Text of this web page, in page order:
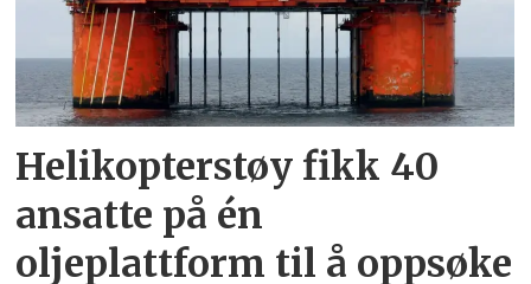
Helikopterstøy fikk 40
ansatte på én
oljeplattform til å oppsøke